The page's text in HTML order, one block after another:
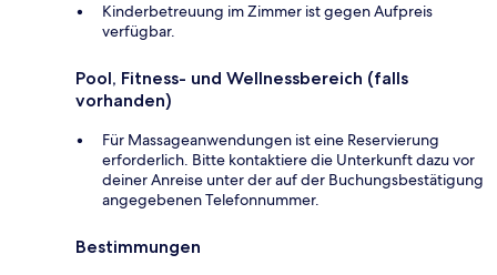
Kinderbetreuung im Zimmer ist gegen Aufpreis
verfügbar.
Pool, Fitness- und Wellnessbereich (falls
vorhanden)
Für Massageanwendungen ist eine Reservierung
erforderlich. Bitte kontaktiere die Unterkunft dazu vor
deiner Anreise unter der auf der Buchungsbestätigung
angegebenen Telefonnummer.
Bestimmungen